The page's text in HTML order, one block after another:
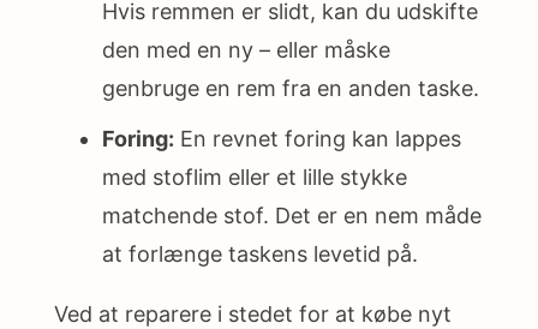
Hvis remmen er slidt, kan du udskifte
den med en ny – eller måske
genbruge en rem fra en anden taske.
Foring: En revnet foring kan lappes
med stoflim eller et lille stykke
matchende stof. Det er en nem måde
at forlænge taskens levetid på.
Ved at reparere i stedet for at købe nyt